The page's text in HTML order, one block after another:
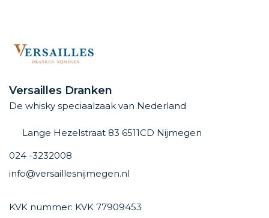
Versailles Dranken
De whisky speciaalzaak van Nederland
Lange Hezelstraat 83 6511CD Nijmegen
024 -3232008
info@versaillesnijmegen.nl
KVK nummer: KVK 77909453